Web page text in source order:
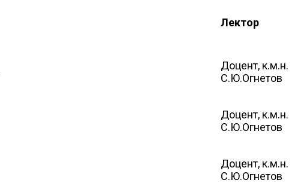
Лектор
Доцент, к.м.н.
С.Ю.Огнетов
Доцент, к.м.н.
С.Ю.Огнетов
Доцент, к.м.н.
С.Ю.Огнетов